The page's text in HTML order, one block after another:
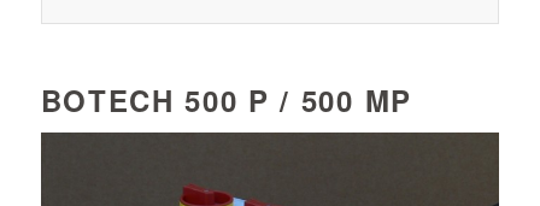
BOTECH 500 P / 500 MP